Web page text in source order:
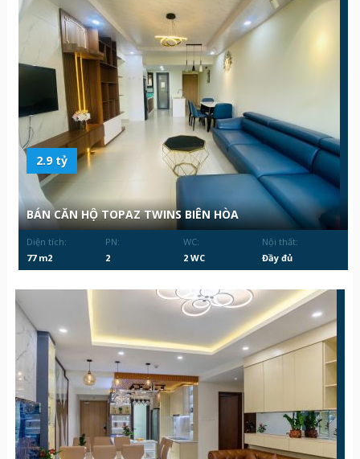
2.9 tỷ
BÁN CĂN HỘ TOPAZ TWINS BIÊN HÒA
Diện tích:
77 m2
PN:
2
WC:
2 WC
Nội thất:
Đầy đủ